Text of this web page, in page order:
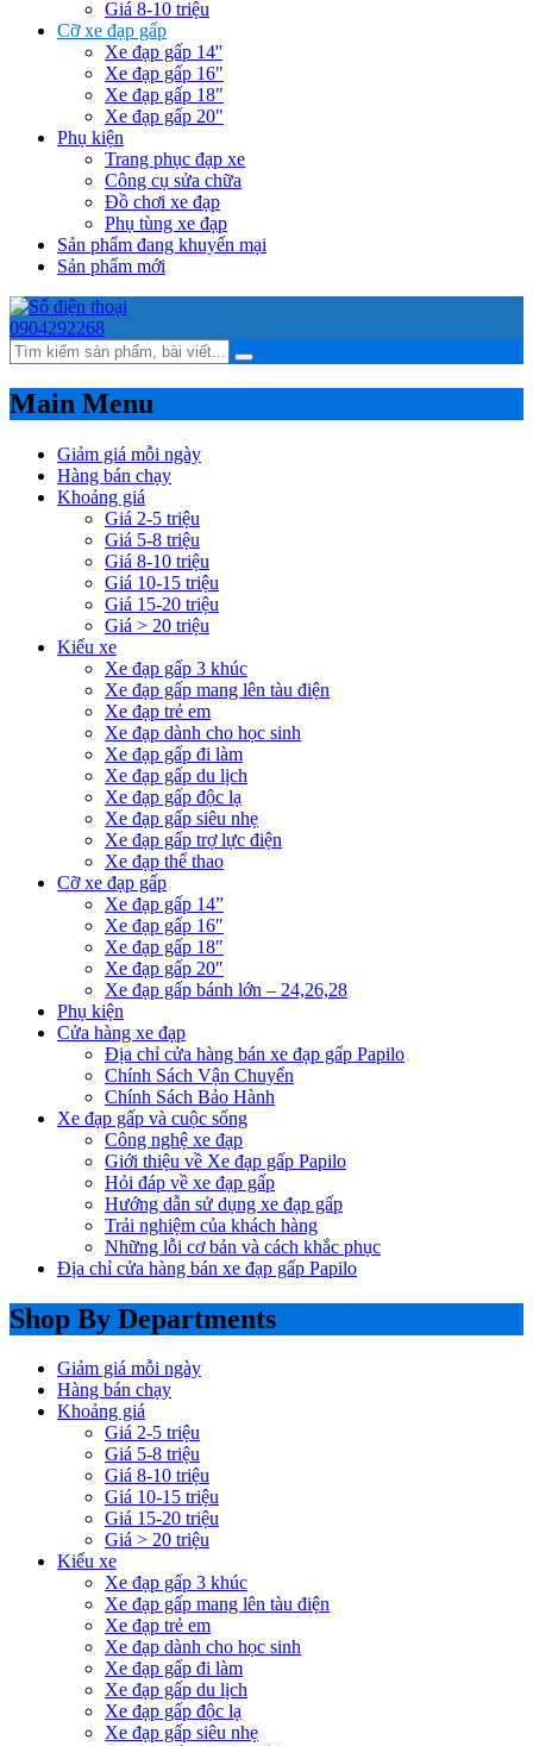
Giá 8-10 triệu
Cỡ xe đạp gấp
Xe đạp gấp 14''
Xe đạp gấp 16"
Xe đạp gấp 18"
Xe đạp gấp 20"
Phụ kiện
Trang phục đạp xe
Công cụ sửa chữa
Đồ chơi xe đạp
Phụ tùng xe đạp
Sản phẩm đang khuyến mại
Sản phẩm mới
0904292268
Main Menu
Giảm giá mỗi ngày
Hàng bán chạy
Khoảng giá
Giá 2-5 triệu
Giá 5-8 triệu
Giá 8-10 triệu
Giá 10-15 triệu
Giá 15-20 triệu
Giá > 20 triệu
Kiểu xe
Xe đạp gấp 3 khúc
Xe đạp gấp mang lên tàu điện
Xe đạp trẻ em
Xe đạp dành cho học sinh
Xe đạp gấp đi làm
Xe đạp gấp du lịch
Xe đạp gấp độc lạ
Xe đạp gấp siêu nhẹ
Xe đạp gấp trợ lực điện
Xe đạp thể thao
Cỡ xe đạp gấp
Xe đạp gấp 14”
Xe đạp gấp 16″
Xe đạp gấp 18″
Xe đạp gấp 20″
Xe đạp gấp bánh lớn – 24,26,28
Phụ kiện
Cửa hàng xe đạp
Địa chỉ cửa hàng bán xe đạp gấp Papilo
Chính Sách Vận Chuyển
Chính Sách Bảo Hành
Xe đạp gấp và cuộc sống
Công nghệ xe đạp
Giới thiệu về Xe đạp gấp Papilo
Hỏi đáp về xe đạp gấp
Hướng dẫn sử dụng xe đạp gấp
Trải nghiệm của khách hàng
Những lỗi cơ bản và cách khắc phục
Địa chỉ cửa hàng bán xe đạp gấp Papilo
Shop By Departments
Giảm giá mỗi ngày
Hàng bán chạy
Khoảng giá
Giá 2-5 triệu
Giá 5-8 triệu
Giá 8-10 triệu
Giá 10-15 triệu
Giá 15-20 triệu
Giá > 20 triệu
Kiểu xe
Xe đạp gấp 3 khúc
Xe đạp gấp mang lên tàu điện
Xe đạp trẻ em
Xe đạp dành cho học sinh
Xe đạp gấp đi làm
Xe đạp gấp du lịch
Xe đạp gấp độc lạ
Xe đạp gấp siêu nhẹ